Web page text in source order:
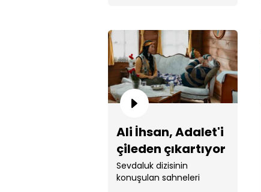
Ali İhsan, Adalet'i
çileden çıkartıyor
/ Sevdaluk
Sevdaluk dizisinin
konuşulan sahneleri